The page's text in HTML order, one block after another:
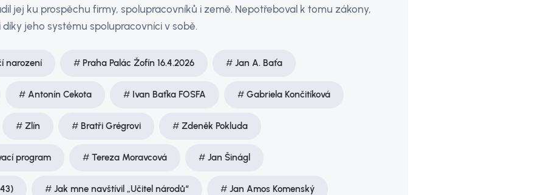
jej ku prospěchu firmy, spolupracovníků i země. Nepotřeboval k tomu zákony,
díky jeho systému spolupracovníci v sobě.
narození Praha Palác Žofín 16.4.2026 Jan A. Baťa
Antonín Cekota Ivan Baťka FOSFA Gabriela Končitíková
Zlín Bratři Grégrovi Zdeněk Pokluda
program Tereza Moravcová Jan Šinágl
Jak mne navštívil „Učitel národů“ Jan Amos Komenský